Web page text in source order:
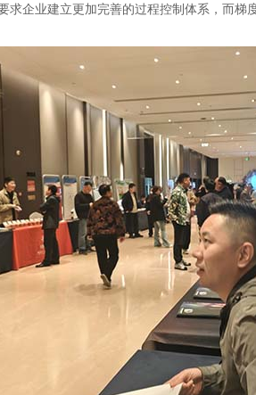
求企业建立更加完善的过程控制体系，而